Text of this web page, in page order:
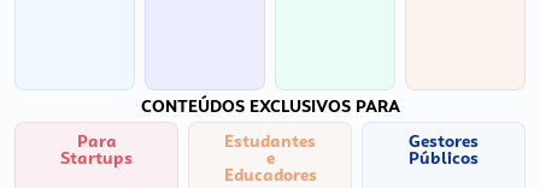
CONTEÚDOS EXCLUSIVOS PARA
Para
Startups
Estudantes
e
Educadores
Gestores
Públicos